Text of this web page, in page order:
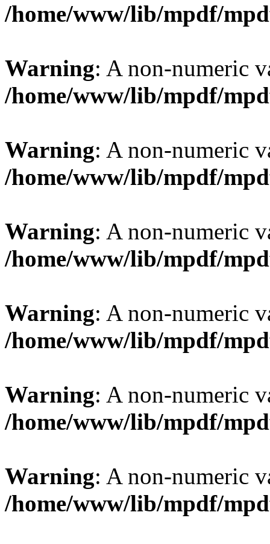
/home/www/lib/mpdf/
Warning: A non-numeric
/home/www/lib/mpdf/
Warning: A non-numeric
/home/www/lib/mpdf/
Warning: A non-numeric
/home/www/lib/mpdf/
Warning: A non-numeric
/home/www/lib/mpdf/
Warning: A non-numeric
/home/www/lib/mpdf/
Warning: A non-numeric
/home/www/lib/mpdf/